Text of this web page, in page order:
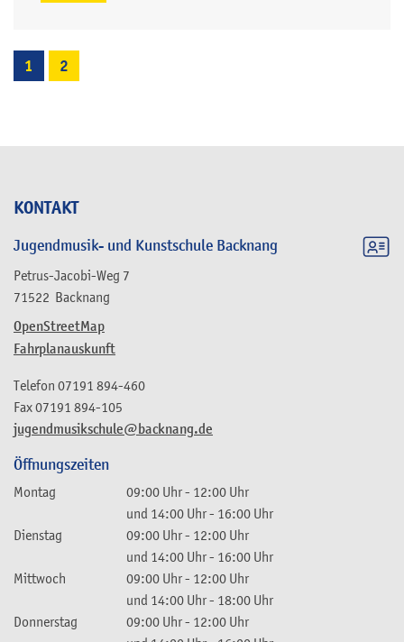
KONTAKT
Jugendmusik- und Kunstschule Backnang
Petrus-Jacobi-Weg 7
71522 Backnang
OpenStreetMap
Fahrplanauskunft
jugendmusikschule@backnang.de
Telefon 07191 894-460
Fax07191 894-105
Öffnungszeiten
Montag 09:00 Uhr- 12:00 Uhr
und 14:00 Uhr- 16:00 Uhr
Dienstag
09:00 Uhr- 12:00 Uhr
und 14:00 Uhr- 16:00 Uhr
Mittwoch
09:00 Uhr- 12:00 Uhr
und 14:00 Uhr- 18:00 Uhr
Donnerstag
09:00 Uhr- 12:00 Uhr
1 2